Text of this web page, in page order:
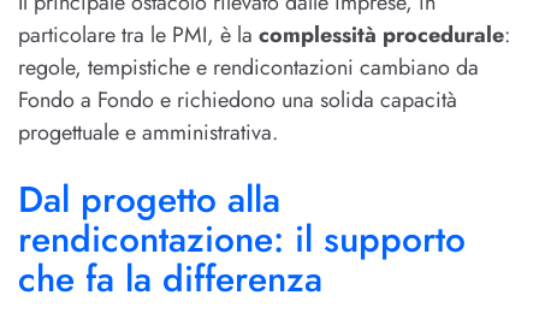
particolare tra le PMI, è la complessità procedurale:
regole, tempistiche e rendicontazioni cambiano da
Fondo a Fondo e richiedono una solida capacità
progettuale e amministrativa.
Dal progetto alla
rendicontazione: il supporto
che fa la differenza